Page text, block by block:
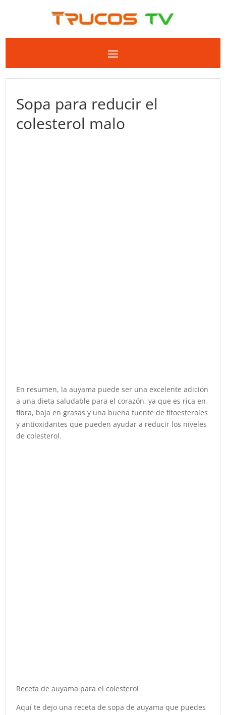
Sopa para reducir el
colesterol malo
En resumen, la auyama puede ser una excelente adición
a una dieta saludable para el corazón, ya que es rica en
fibra, baja en grasas y una buena fuente de fitoesteroles
y antioxidantes que pueden ayudar a reducir los niveles
de colesterol.
Receta de auyama para el colesterol
Aquí te dejo una receta de sopa de auyama que puedes